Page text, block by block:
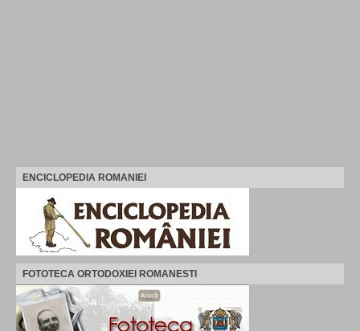
ENCICLOPEDIA ROMANIEI
FOTOTECA ORTODOXIEI ROMANESTI